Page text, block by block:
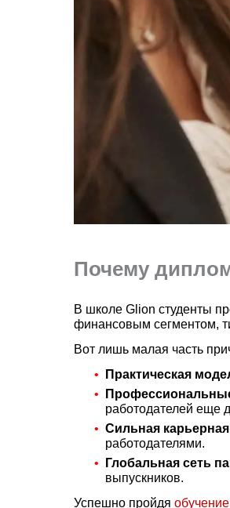
Почему
В школе Glion студенты
финансовым сегментом,
Вот лишь малая часть
Практическая
работодателей еще
Сильная
работодателями.
Глобальная сеть
выпускников.
Успешно пройдя